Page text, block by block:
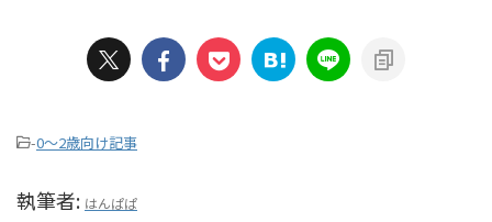
-0〜2歳向け記事
執筆者: はんぱぱ